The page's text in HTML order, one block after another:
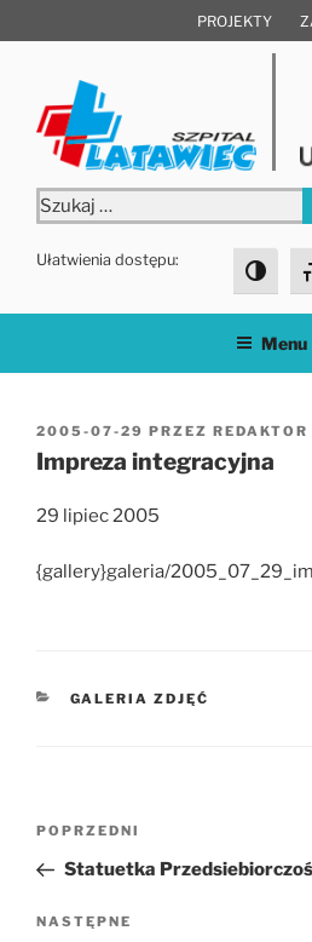
do
PROJEKTY
Szukaj:
Ułatwienia dostępu:
Toggle
Menu
OPUBLIKOWANE
W
2005-07-29 PRZEZ
Impreza integracyjna
29 lipiec 2005
{gallery}galeria/
KATEGORIE
GALERIA ZDJĘĆ
wpisu
Poprzedni
wpis
POPRZEDNI
Statuetka
Następny
NASTĘPNE